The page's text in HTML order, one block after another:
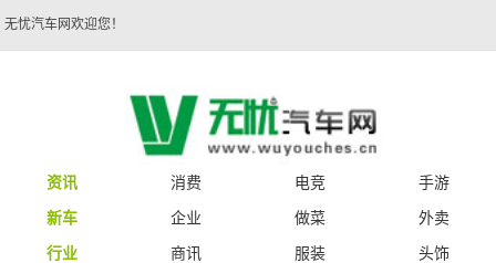
无忧汽车网欢迎您！
资讯 消费 电竞
手游
新车
企业 做菜
外卖
行业
商讯 服装
头饰